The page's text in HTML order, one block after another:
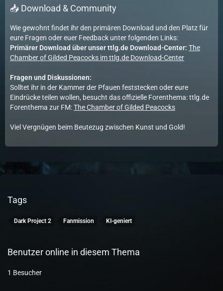
📥 Download & Community
Wie gewohnt findet ihr den primären Download und den Platz für
eure Fragen oder euer Feedback unter folgenden Links:
Primärer Download über unser ttlg.de Download-Center: The
Chamber of Gilded Peacocks im ttlg.de Download-Center
Fragen und Diskussionen:
Solltet ihr in der Kammer der Pfauen feststecken oder eure
Eindrücke teilen wollen, besucht das offizielle Forenthema:ttlg.de
Forenthema zur FM:The Chamber of Gilded Peacocks
Viel Vergnügen beim Beutezug zwischen Kunst und Gold!
Tags
Dark Project 2 Fanmission KI-geniert
Benutzer online in diesem Thema
1 Besucher